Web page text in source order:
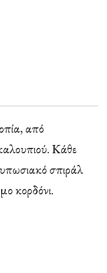
από
Κάθε
σπιράλ
κορδόνι.